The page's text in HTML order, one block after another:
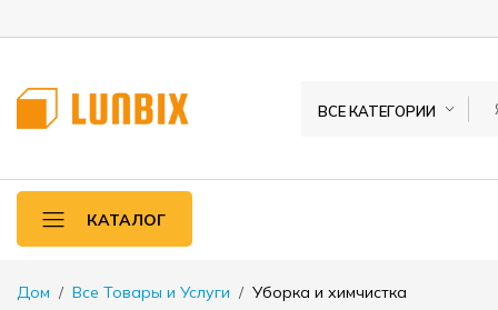
ВСЕ КАТЕГОРИИ
КАТАЛОГ
Дом Все Товары и Услуги Уборка и химчистка